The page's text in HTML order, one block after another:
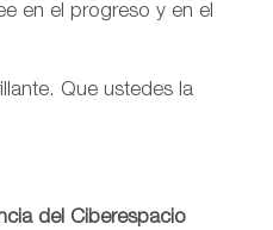
en el progreso y en el
Que ustedes la
del Ciberespacio